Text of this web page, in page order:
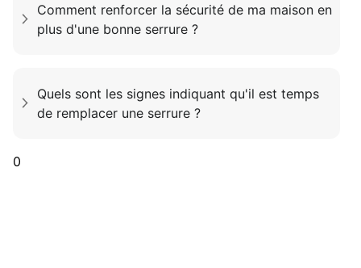
Comment renforcer la sécurité de ma maison en
plus d'une bonne serrure ?
Quels sont les signes indiquant qu'il est temps
de remplacer une serrure ?
0